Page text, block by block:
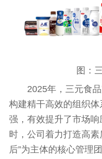
图：
2025年，三元食
构建精干高效的组织体
强，有效提升了市场
时，公司着力打造高
后”为主体的核心管理